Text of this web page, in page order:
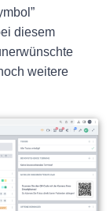
diesem
weitere